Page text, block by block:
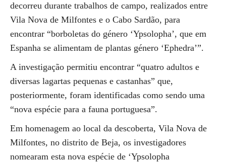
decorreu durante trabalhos de campo, realizados entre
Vila Nova de Milfontes e o Cabo Sardão, para
encontrar “borboletas do género ‘Ypsolopha’, que em
Espanha se alimentam de plantas género ‘Ephedra’”.
A investigação permitiu encontrar “quatro adultos e
diversas lagartas pequenas e castanhas” que,
posteriormente, foram identificadas como sendo uma
“nova espécie para a fauna portuguesa”.
Em homenagem ao local da descoberta, Vila Nova de
Milfontes, no distrito de Beja, os investigadores
nomearam esta nova espécie de ‘Ypsolopha